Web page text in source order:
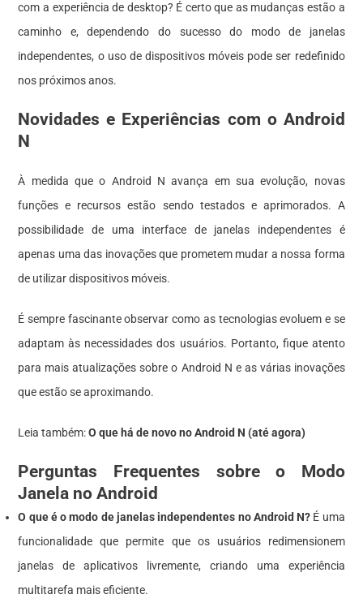
com a experiência de desktop? É certo que as mudanças estão a
caminho e, dependendo do sucesso do modo de janelas
independentes, o uso de dispositivos móveis pode ser redefinido
nos próximos anos.
Novidades e Experiências com o Android
N
À medida que o Android N avança em sua evolução, novas
funções e recursos estão sendo testados e aprimorados. A
possibilidade de uma interface de janelas independentes é
apenas uma das inovações que prometem mudar a nossa forma
de utilizar dispositivos móveis.
É sempre fascinante observar como as tecnologias evoluem e se
adaptam às necessidades dos usuários. Portanto, fique atento
para mais atualizações sobre o Android N e as várias inovações
que estão se aproximando.
Leia também:O que há de novo no Android N (até agora)
Perguntas Frequentes sobre o Modo
Janela no Android
O que é o modo de janelas independentes no Android N? É uma
funcionalidade que permite que os usuários redimensionem
janelas de aplicativos livremente, criando uma experiência
multitarefa mais eficiente.